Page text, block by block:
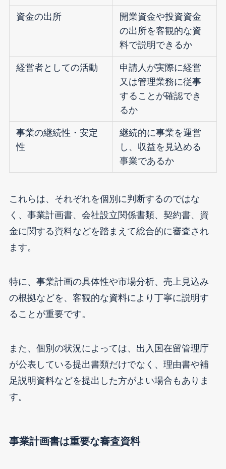
資金の出所
開業資金や投資資金
の出所を客観的な資
料で説明できるか
経営者としての活動
申請人が実際に経営
又は管理業務に従事
することが確認でき
るか
事業の継続性・安定
性
継続的に事業を運営
し、収益を見込める
事業であるか
これらは、それぞれを個別に判断するのではな
く、事業計画書、会社設立関係書類、契約書、資
金に関する資料などを踏まえて総合的に審査され
ます。
特に、事業計画の具体性や市場分析、売上見込み
の根拠などを、客観的な資料により丁寧に説明す
ることが重要です。
また、個別の状況によっては、出入国在留管理庁
が公表している提出書類だけでなく、理由書や補
足説明資料などを提出した方がよい場合もありま
す。
事業計画書は重要な審査資料